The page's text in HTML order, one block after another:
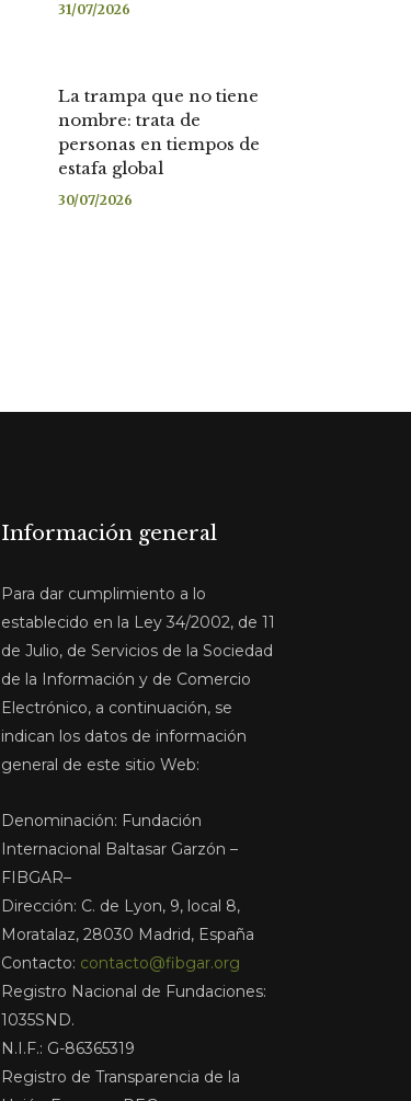
31/07/2026
La trampa que no tiene
nombre: trata de
personas en tiempos de
estafa global
30/07/2026
Información general
Para dar cumplimiento a lo
establecido en la Ley 34/2002, de 11
de Julio, de Servicios de la Sociedad
de la Información y de Comercio
Electrónico, a continuación, se
indican los datos de información
general de este sitio Web:
Denominación: Fundación
Internacional Baltasar Garzón –
FIBGAR–
Dirección: C. de Lyon, 9, local 8,
Moratalaz, 28030 Madrid, España
Contacto: contacto@fibgar.org
Registro Nacional de Fundaciones:
1035SND.
N.I.F.: G-86365319
Registro de Transparencia de la